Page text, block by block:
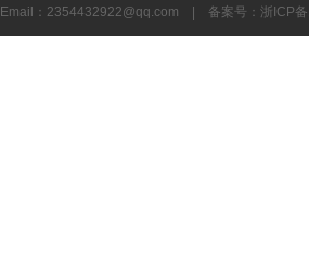
Email： 2354432922@qq.com | 备案号： 浙ICP